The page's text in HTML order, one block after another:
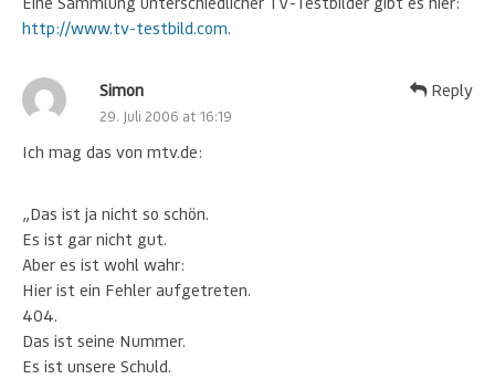
http://www.tv-testbild.com.
Simon
29. Juli 2006 at 16:19
Ich mag das von mtv.de:
„Das ist ja nicht so schön.
Es ist gar nicht gut.
Aber es ist wohl wahr:
Hier ist ein Fehler aufgetreten.
404.
Das ist seine Nummer.
Es ist unsere Schuld.
Reply